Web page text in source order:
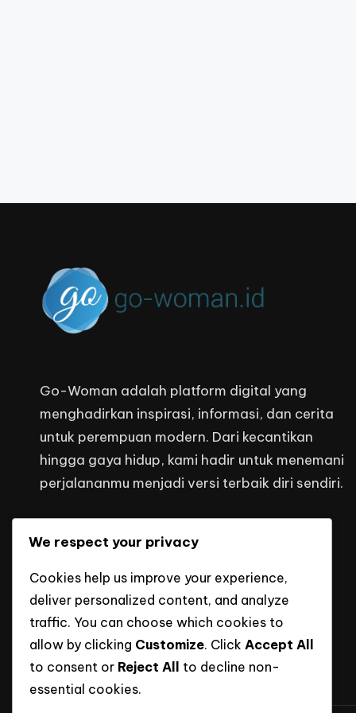
Go-Woman adalah platform digital yang
menghadirkan inspirasi, informasi, dan cerita
untuk perempuan modern. Dari kecantikan
hingga gaya hidup, kami hadir untuk menemani
perjalananmu menjadi versi terbaik diri sendiri.
Kontak Kami
headquarters@mediaputraindonesi
We respect your privacy
Cookies help us improve your experience,
deliver personalized content, and analyze
traffic. You can choose which cookies to
allow by clicking Customize. Click Accept All
to consent or Reject All
to decline non-
essential cookies.